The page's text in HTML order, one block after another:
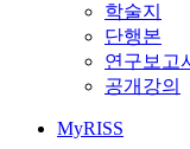
학술지
단행본
연구보고
공개강의
MyRISS